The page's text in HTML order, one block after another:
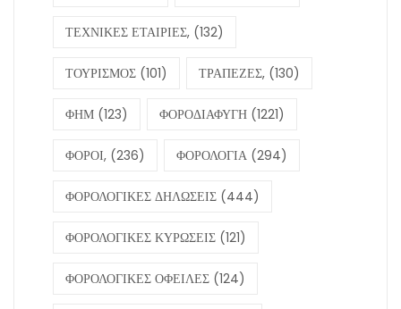
ΤΕΧΝΙΚΕΣ ΕΤΑΙΡΙΕΣ, (132)
ΤΟΥΡΙΣΜΟΣ (101) ΤΡΑΠΕΖΕΣ, (130)
ΦΗΜ (123) ΦΟΡΟΔΙΑΦΥΓΗ (1221)
ΦΟΡΟΙ, (236) ΦΟΡΟΛΟΓΙΑ (294)
ΦΟΡΟΛΟΓΙΚΕΣ ΔΗΛΩΣΕΙΣ (444)
ΦΟΡΟΛΟΓΙΚΕΣ ΚΥΡΩΣΕΙΣ (121)
ΦΟΡΟΛΟΓΙΚΕΣ ΟΦΕΙΛΕΣ (124)